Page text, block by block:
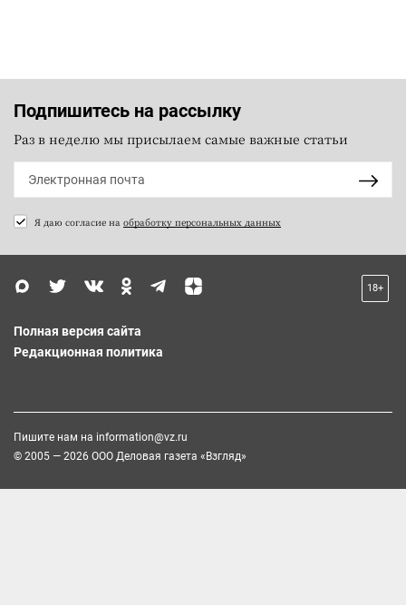
Подпишитесь на рассылку
Раз в неделю мы присылаем самые важные статьи
Я даю согласие на обработку персональных данных
18+
Полная версия сайта
Редакционная политика
Пишите нам на information@vz.ru
© 2005 — 2026 ООО Деловая газета «Взгляд»